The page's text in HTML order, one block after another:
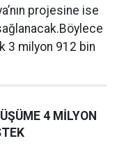
projesine ise
3 milyon 912 bin
4 MİLYON